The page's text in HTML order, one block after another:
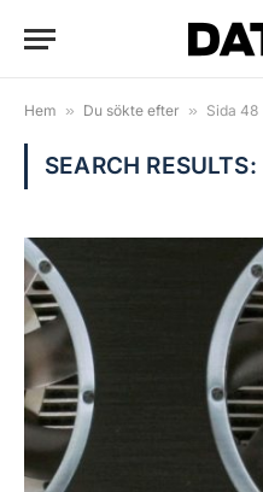
Hem » Du sökte efter » Sida 48
SEARCH RESULTS: